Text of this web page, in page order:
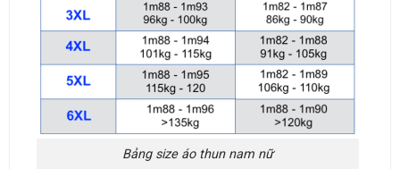
Bảng size áo thun nam nữ